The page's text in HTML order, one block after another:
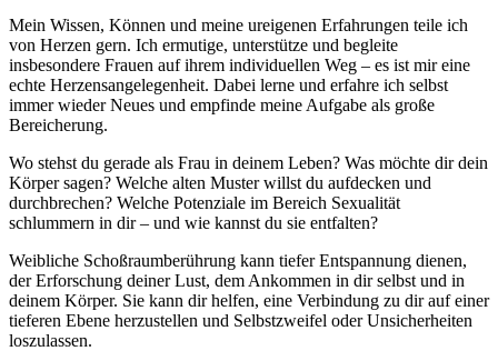
Mein Wissen, Können und meine ureigenen Erfahrungen teile ich
von Herzen gern. Ich ermutige, unterstütze und begleite
insbesondere Frauen auf ihrem individuellen Weg – es ist mir eine
echte Herzensangelegenheit. Dabei lerne und erfahre ich selbst
immer wieder Neues und empfinde meine Aufgabe als große
Bereicherung.
Wo stehst du gerade als Frau in deinem Leben? Was möchte dir dein
Körper sagen? Welche alten Muster willst du aufdecken und
durchbrechen? Welche Potenziale im Bereich Sexualität
schlummern in dir – und wie kannst du sie entfalten?
Weibliche Schoßraumberührung kann tiefer Entspannung dienen,
der Erforschung deiner Lust, dem Ankommen in dir selbst und in
deinem Körper. Sie kann dir helfen, eine Verbindung zu dir auf einer
tieferen Ebene herzustellen und Selbstzweifel oder Unsicherheiten
loszulassen.